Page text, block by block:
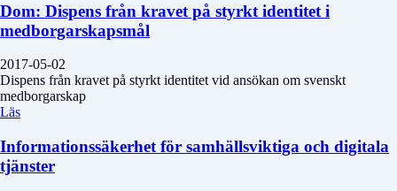
Dom: Dispens från kravet på styrkt identitet i
medborgarskapsmål
2017-05-02
Dispens från kravet på styrkt identitet vid ansökan om svenskt
medborgarskap
Läs
Informationssäkerhet för samhällsviktiga och digitala
tjänster